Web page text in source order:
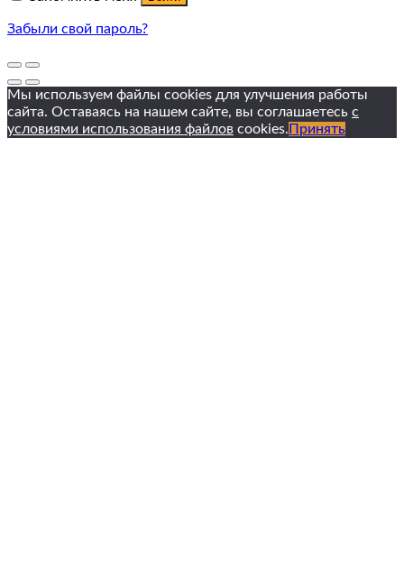
Забыли свой пароль?
Мы используем файлы cookies для улучшения работы
сайта. Оставаясь на нашем сайте, вы соглашаетесь с
условиями использования файлов cookies. Принять